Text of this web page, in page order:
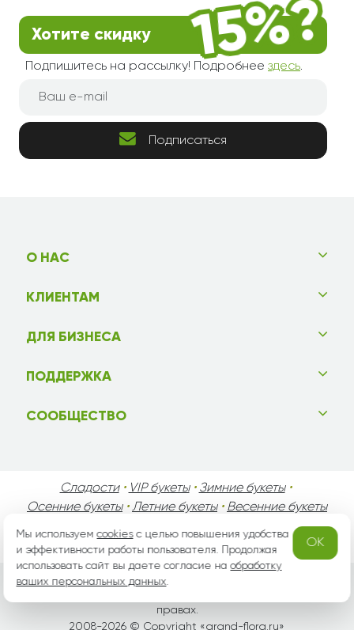
Хотите скидку
Подпишитесь на рассылку! Подробнее здесь.
Подписаться
О НАС
КЛИЕНТАМ
ДЛЯ БИЗНЕСА
ПОДДЕРЖКА
СООБЩЕСТВО
Сладости• VIP букеты• Зимние букеты•
Осенние букеты•Летние букеты• Весенние букеты
•
День Мужчин•Праздники!
правах.
2008-2026 © Copyright «grand-flora.ru»
Мы используемcookiesс целью повышения удобства
и эффективности работы пользователя. Продолжая
использовать сайт вы даете согласие наобработку
ваших персональных данных.
OK